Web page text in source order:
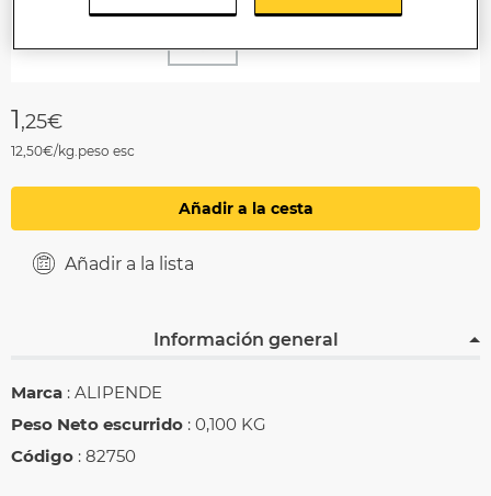
1,25€
12,50€/kg.peso esc
Añadir a la cesta
Añadir a la lista
Información general
Marca : ALIPENDE
Peso Neto escurrido : 0,100 KG
Código : 82750